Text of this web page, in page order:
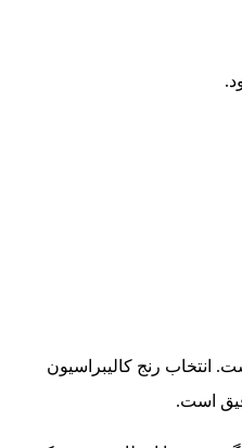
انتخاب رنج کالیبراسیون
است.